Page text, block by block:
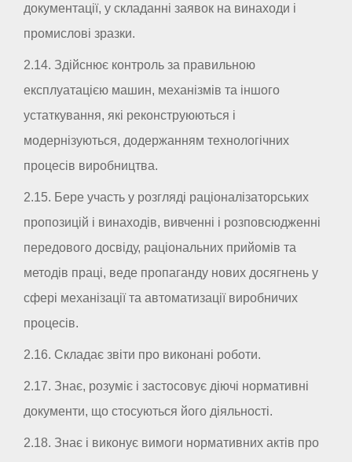
документації, у складанні заявок на винаходи і
промислові зразки.
2.14. Здійснює контроль за правильною
експлуатацією машин, механізмів та іншого
устаткування, які реконструюються і
модернізуються, додержанням технологічних
процесів виробництва.
2.15. Бере участь у розгляді раціоналізаторських
пропозицій і винаходів, вивченні і розповсюдженні
передового досвіду, раціональних прийомів та
методів праці, веде пропаганду нових досягнень у
сфері механізації та автоматизації виробничих
процесів.
2.16. Складає звіти про виконані роботи.
2.17. Знає, розуміє і застосовує діючі нормативні
документи, що стосуються його діяльності.
2.18. Знає і виконує вимоги нормативних актів про